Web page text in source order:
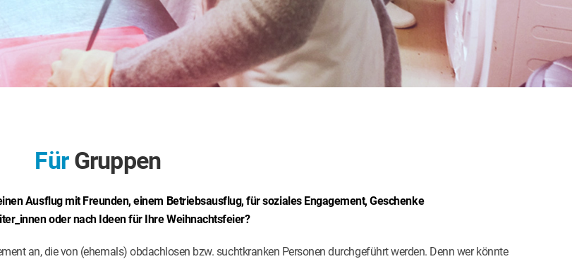
FürGruppen
Ausflug mit Freunden, einem Betriebsausflug, für soziales Engagement, Geschenke
oder nach Ideen für Ihre Weihnachtsfeier?
an, die von (ehemals) obdachlosen bzw. suchtkranken Personen durchgeführt werden. Denn wer könnte